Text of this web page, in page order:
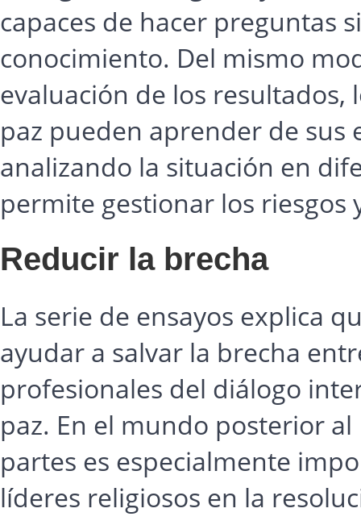
capaces de hacer preguntas
conocimiento. Del mismo
evaluación de los resultados,
paz pueden aprender de sus
analizando la situación en
permite gestionar los riesgos
Reducir la brecha
La serie de ensayos explica
ayudar a salvar la brecha
profesionales del diálogo
paz. En el mundo posterior
partes es especialmente
líderes religiosos en la